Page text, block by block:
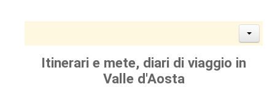
Itinerari e mete, diari di viaggio in
Valle d'Aosta